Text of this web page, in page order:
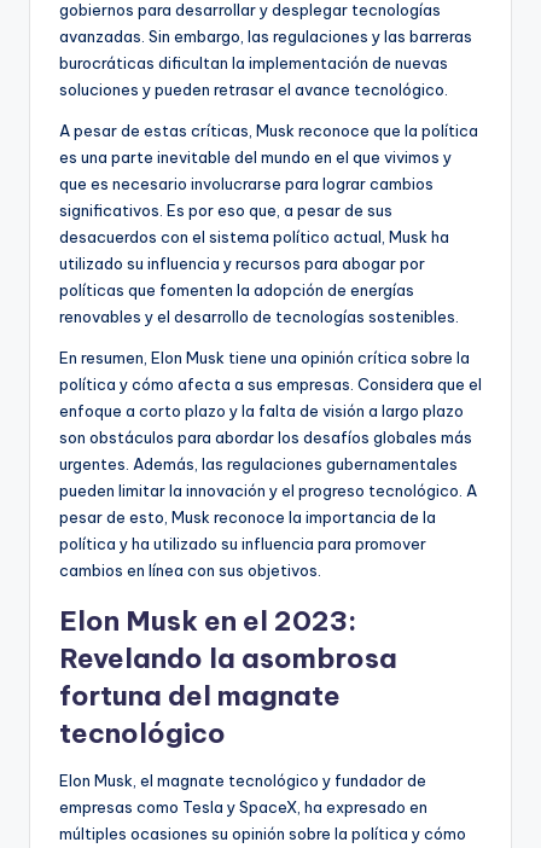
gobiernos para desarrollar y desplegar tecnologías
avanzadas. Sin embargo, las regulaciones y las barreras
burocráticas dificultan la implementación de nuevas
soluciones y pueden retrasar el avance tecnológico.
A pesar de estas críticas, Musk reconoce que la política
es una parte inevitable del mundo en el que vivimos y
que es necesario involucrarse para lograr cambios
significativos. Es por eso que, a pesar de sus
desacuerdos con el sistema político actual, Musk ha
utilizado su influencia y recursos para abogar por
políticas que fomenten la adopción de energías
renovables y el desarrollo de tecnologías sostenibles.
En resumen, Elon Musk tiene una opinión crítica sobre la
política y cómo afecta a sus empresas. Considera que el
enfoque a corto plazo y la falta de visión a largo plazo
son obstáculos para abordar los desafíos globales más
urgentes. Además, las regulaciones gubernamentales
pueden limitar la innovación y el progreso tecnológico. A
pesar de esto, Musk reconoce la importancia de la
política y ha utilizado su influencia para promover
cambios en línea con sus objetivos.
Elon Musk en el 2023:
Revelando la asombrosa
fortuna del magnate
tecnológico
Elon Musk, el magnate tecnológico y fundador de
empresas como Tesla y SpaceX, ha expresado en
múltiples ocasiones su opinión sobre la política y cómo